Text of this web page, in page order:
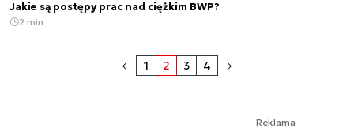
Jakie są postępy prac nad ciężkim BWP?
2 min.
1 2 3 4
Reklama